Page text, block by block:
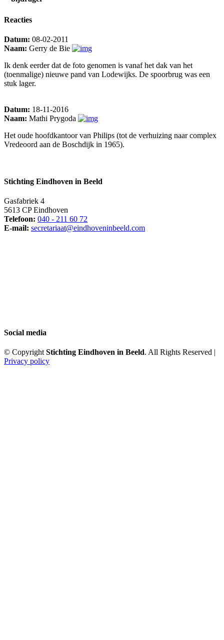
Reacties
Datum: 08-02-2011
Naam: Gerry de Bie
Ik denk eerder dat de foto genomen is vanaf het dak van het
(toenmalige) nieuwe pand van Lodewijks. De spoorbrug was een
stuk lager.
Datum: 18-11-2016
Naam: Mathi Prygoda
Het oude hoofdkantoor van Philips (tot de verhuizing naar complex
Vredeoord aan de Boschdijk in 1965).
Stichting Eindhoven in Beeld
Gasfabriek 4
5613 CP Eindhoven
Telefoon: 040 - 211 60 72
E-mail: secretariaat@eindhoveninbeeld.com
Social media
© CopyrightStichting Eindhoven in Beeld. All Rights Reserved |
Privacy policy